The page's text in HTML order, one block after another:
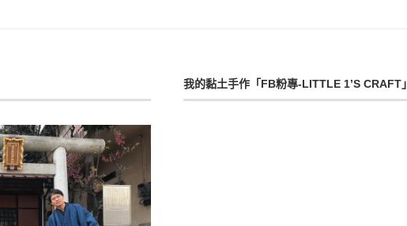
我的黏土手作「FB粉專-LITTLE 1’S CRAFT」